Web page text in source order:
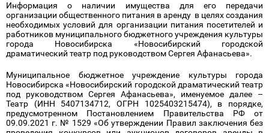
Информация о наличии имущества для его передачи
организации общественного питания в аренду в целях создания
необходимых условий для организации питания посетителей и
работников муниципального бюджетного учреждения культуры
города Новосибирска «Новосибирский городской
драматический театр под руководством Сергея Афанасьева».
Муниципальное бюджетное учреждение культуры города
Новосибирска «Новосибирский городской драматический театр
под руководством Сергея Афанасьева», именуемое далее –
Театр (ИНН 5407134712, ОГРН 1025403215474), в порядке,
предусмотренном Постановлением Правительства РФ от
09.09.2021 г. № 1529 «Об утверждении Правил заключения без